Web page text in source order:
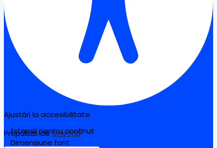
Ajustări la accesibilitate
Propulsat deOneTap
Extensii pentru conținut
Dimensiune font